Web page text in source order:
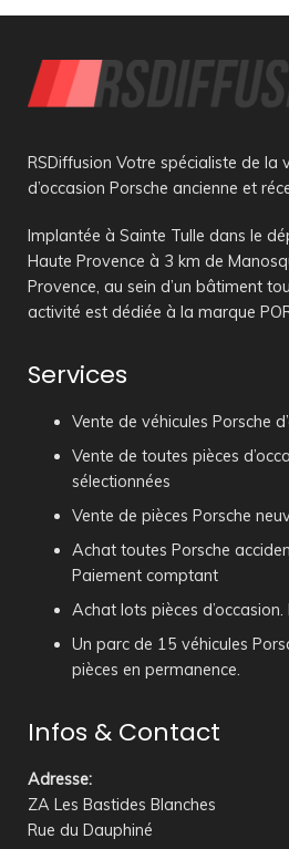
RSDiffusion Votre spécialiste de la
d’occasion Porsche ancienne et
Implantée à Sainte Tulle dans le
Haute Provence à 3 km de
Provence, au sein d’un bâtiment
activité est dédiée à la marque
Services
Vente de véhicules Porsche
Vente de toutes pièces
sélectionnées
Vente de pièces Porsche
Achat toutes Porsche
Paiement comptant
Achat lots pièces
Un parc de 15 véhicules
pièces en permanence.
Infos & Contact
Adresse:
ZA Les Bastides Blanches
Rue du Dauphiné